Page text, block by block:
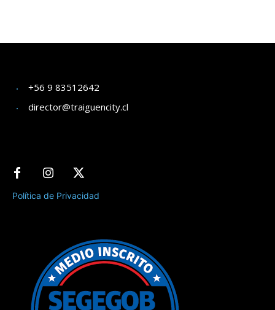
+56 9 83512642
director@traiguencity.cl
Política de Privacidad